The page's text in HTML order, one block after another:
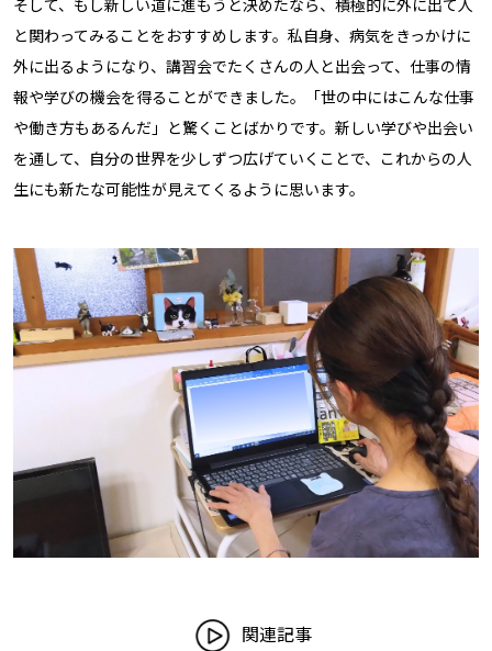
と関わってみることをおすすめします。私自身、病気をきっかけに
外に出るようになり、講習会でたくさんの人と出会って、仕事の情
報や学びの機会を得ることができました。「世の中にはこんな仕事
や働き方もあるんだ」と驚くことばかりです。新しい学びや出会い
を通して、自分の世界を少しずつ広げていくことで、これからの人
生にも新たな可能性が見えてくるように思います。
関連記事